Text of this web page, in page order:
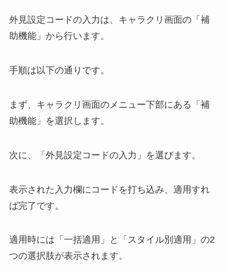
外見設定コードの入力は、キャラクリ画面の「補
助機能」から行います。
手順は以下の通りです。
まず、キャラクリ画面のメニュー下部にある「補
助機能」を選択します。
次に、「外見設定コードの入力」を選びます。
表示された入力欄にコードを打ち込み、適用すれ
ば完了です。
適用時には「一括適用」と「スタイル別適用」の2
つの選択肢が表示されます。